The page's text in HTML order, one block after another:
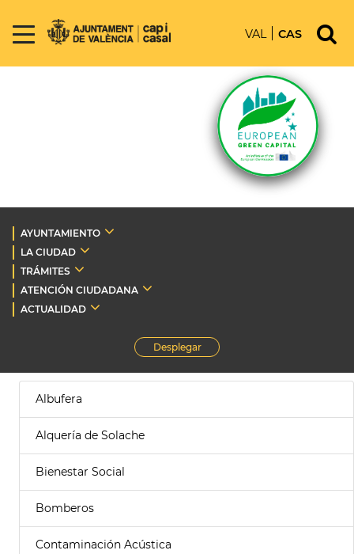
VAL CAS
AYUNTAMIENTO
LA CIUDAD
TRÁMITES
ATENCIÓN CIUDADANA
ACTUALIDAD
Desplegar
Albufera
Alquería de Solache
Bienestar Social
Bomberos
Contaminación Acústica